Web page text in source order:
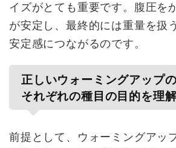
イズがとても重要です。腹圧を
が安定し、最終的には重量を扱
安定感につながるのです。
正しいウォーミングアップ
それぞれの種目の目的を理
前提として、ウォーミングアッ